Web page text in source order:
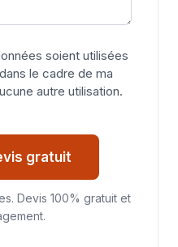
soient utilisées
le cadre de ma
autre utilisation.
gratuit
Devis 100% gratuit et